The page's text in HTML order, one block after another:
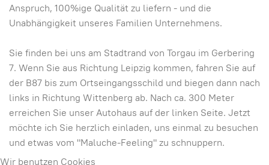
Anspruch, 100%ige Qualität zu liefern - und die
Unabhängigkeit unseres Familien Unternehmens.
Sie finden bei uns am Stadtrand von Torgau im Gerbering
7. Wenn Sie aus Richtung Leipzig kommen, fahren Sie auf
der B87 bis zum Ortseingangsschild und biegen dann nach
links in Richtung Wittenberg ab. Nach ca. 300 Meter
erreichen Sie unser Autohaus auf der linken Seite. Jetzt
möchte ich Sie herzlich einladen, uns einmal zu besuchen
und etwas vom "Maluche-Feeling" zu schnuppern.
Wir benutzen Cookies